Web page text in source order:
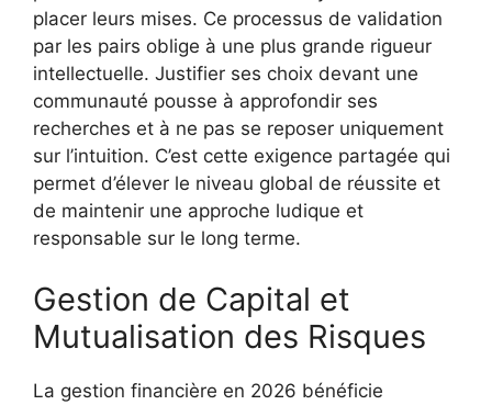
placer leurs mises. Ce processus de validation
par les pairs oblige à une plus grande rigueur
intellectuelle. Justifier ses choix devant une
communauté pousse à approfondir ses
recherches et à ne pas se reposer uniquement
sur l’intuition. C’est cette exigence partagée qui
permet d’élever le niveau global de réussite et
de maintenir une approche ludique et
responsable sur le long terme.
Gestion de Capital et
Mutualisation des Risques
La gestion financière en 2026 bénéficie